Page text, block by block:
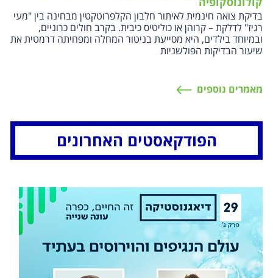
בדיקת צואה חינמית לאיתור חלבון הקלפרוטקטין מבחינה בין "מעי
רגיז" לדלקת – קרוהן או כוליטיס כיבית. בקרב חולים כרוניים,
ובמיוחד בילדים, היא מסייעת בניטור המחלה ומפחיתה דרמטית את
שיעור הבדיקות הפולשניות
מאמרים נוספים
הפודקאסטים האחרונים